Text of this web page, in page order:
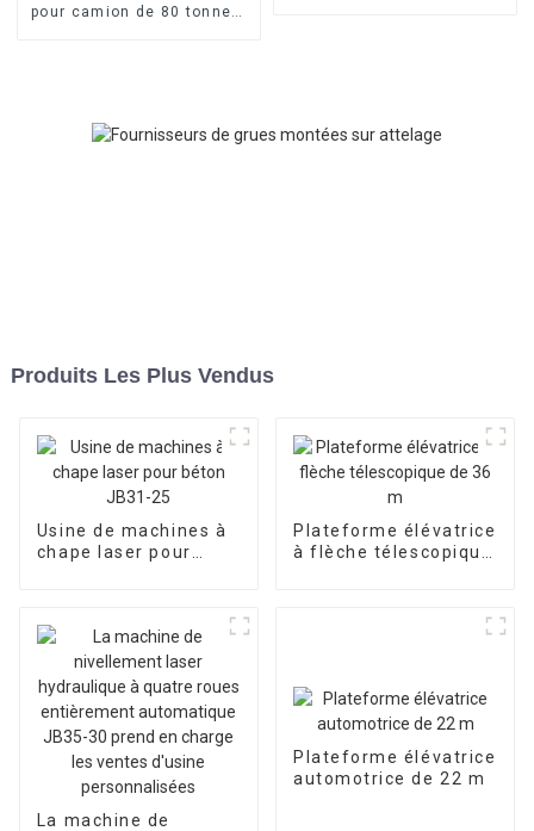
pour camion de 80 tonnes,
Produits Les Plus Vendus
Usine de machines à
chape laser pour
Plateforme élévatrice
à flèche télescopique
La machine de
Plateforme élévatrice
automotrice de 22 m